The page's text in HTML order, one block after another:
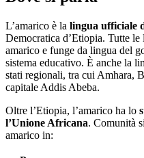
L’amarico è la lingua ufficiale
Democratica d’Etiopia. Tutte
amarico e funge da lingua del
sistema educativo. È anche la
stati regionali, tra cui Amhara,
capitale Addis Abeba.
Oltre l’Etiopia, l’amarico ha lo
l’Unione Africana. Comunità
amarico in: